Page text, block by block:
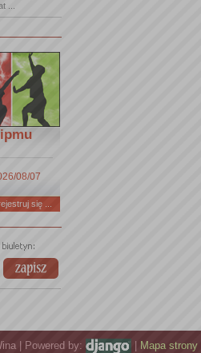
...
08/07
się ...
| Powered by: Mapa strony